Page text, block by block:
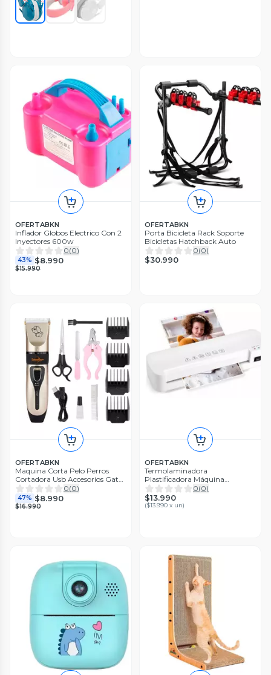
OFERTABKN
Inflador Globos Electrico Con 2
Inyectores 600w
0(0)
43% $8.990
$15.990
OFERTABKN
Porta Bicicleta Rack Soporte
Bicicletas Hatchback Auto
0(0)
$30.990
OFERTABKN
Maquina Corta Pelo Perros
Cortadora Usb Accesorios Gatos
Beige
0(0)
47% $8.990
$16.990
OFERTABKN
Termolaminadora
Plastificadora Máquina
Laminadora A4
0(0)
$13.990
($13.990 x un)